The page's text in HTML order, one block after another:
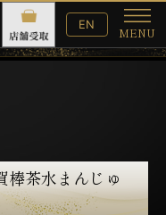
English
Website
EN
MENU
メ
ニ
棒茶水まんじゅ